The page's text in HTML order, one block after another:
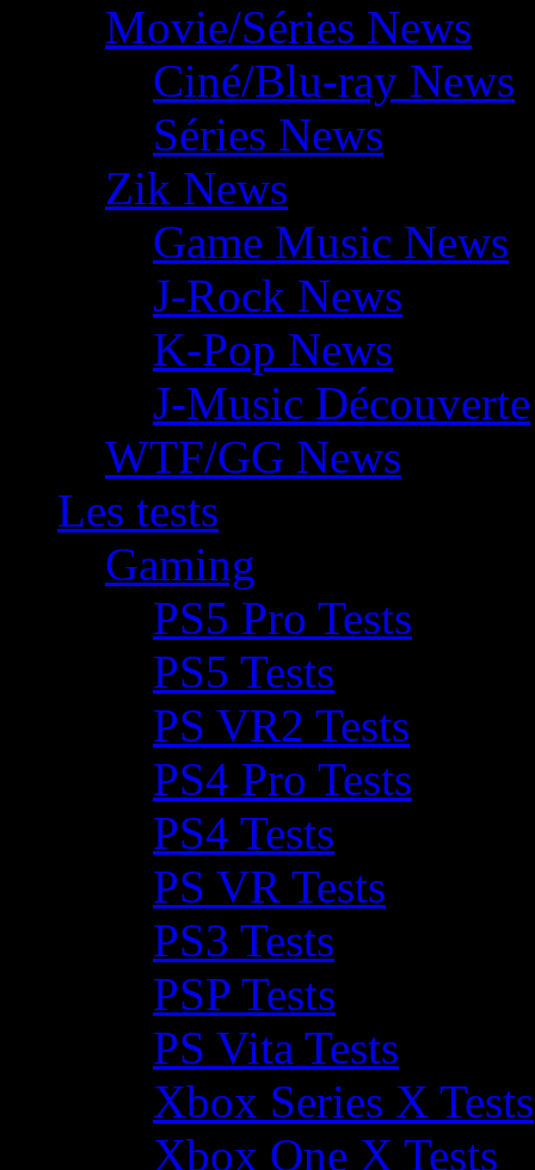
Movie/Séries News
Ciné/Blu-ray News
Séries News
Zik News
Game Music News
J-Rock News
K-Pop News
J-Music Découverte
WTF/GG News
Les tests
Gaming
PS5 Pro Tests
PS5 Tests
PS VR2 Tests
PS4 Pro Tests
PS4 Tests
PS VR Tests
PS3 Tests
PSP Tests
PS Vita Tests
Xbox Series X Tests
Xbox One X Tests